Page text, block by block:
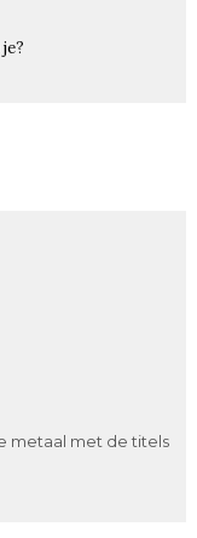
metaal met de titels